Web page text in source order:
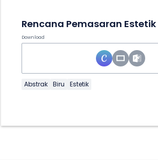
Download
Abstrak Biru Estetik